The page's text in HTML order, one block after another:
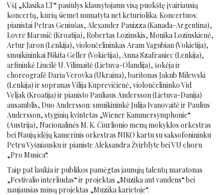
VšĮ „Klasika LT“ pasiūlys klausytojams visą puokštę įvairiausių
koncertų, kurių šiemet numatyta net keturiolika. Koncertuos:
pianistai Petras Geniušas, Alexander Panizza (Kanada-Argentina),
Lovre Marusič (Kroatija), Robertas Lozinskis, Monika Lozinskienė,
Artur Jaron (Lenkija), violončelininkas Aram Yagubian (Vokietija),
smuikininkai Nikita Geller (Vokietija), Anna Szafraniec (Lenkija),
arfininkė Liucilė U. Vilimaitė (Lietuva-Olandija), šokėja ir
choreografė Daria Verovka (Ukraina), baritonas Jakub Milewski
(Lenkija) ir sopranas Vilija Kuprevičienė, violončelininko Vid
Veljak (Kroatija) ir pianisto Pauliaus Andersson (Lietuva-Danija)
ansamblis, Duo Andersson: smuikininkė Julija Ivanovaitė ir Paulius
Andersson, styginių kvintetas „Wiener Kammersymphonie“
(Austrija), Nacionalinės M. K. Čiurlionio menų mokyklos orkestras
bei Naujų idėjų kamerinis orkestras NIKO kartu su saksofonininku
Petru Vyšniausku ir pianiste Aleksandra Žvirblyte bei VU choru
„Pro Musica“.
Taip pat laukia ir publikos pamėgtas jaunųjų talentų maratonas
„Festivalio interliudas“ ir projektas „Muzika ant vandens“ bei
naujausias mūsų projektas „Muzika karietoje“.